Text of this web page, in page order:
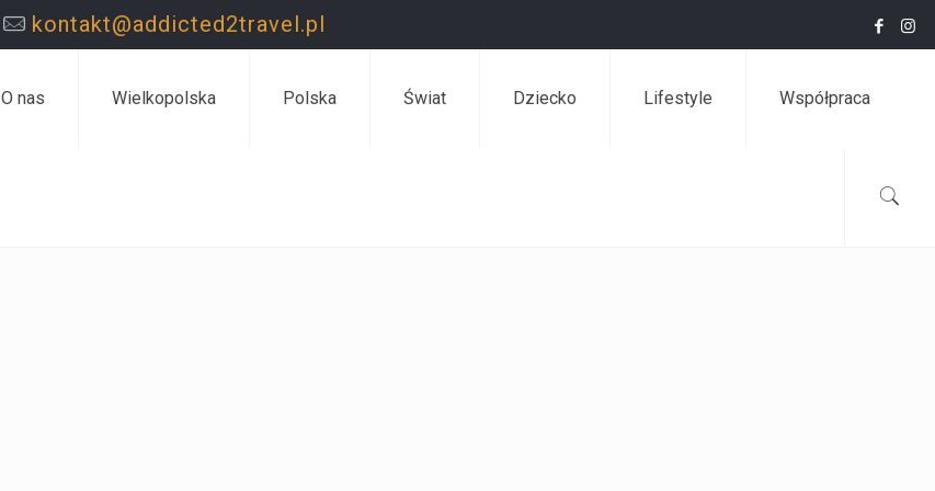
kontakt@addicted2travel.pl
O nas Wielkopolska Polska Świat Dziecko Lifestyle Współpraca